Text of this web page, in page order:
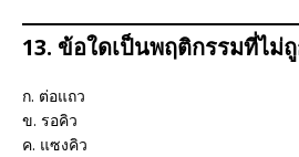
13. ข้อใดเป็นพฤติกรรมที่ไม่
ก. ต่อแถว
ข. รอคิว
ค. แซงคิว